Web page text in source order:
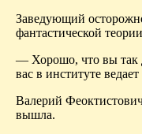
Заведующий
фантастической
— Хорошо, что вы так
вас в институте
Валерий
вышла.